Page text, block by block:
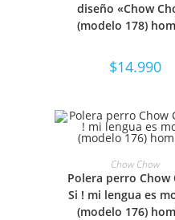
diseño «Chow
(modelo 178)
$14.990
SELECCIONAR
Chow Chow
Polera perro Chow
Si ! mi lengua es
(modelo 176)